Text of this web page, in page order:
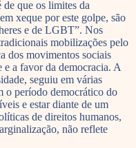
que os limites da
xeque por este golpe, são
e de LGBT”. Nos
mobilizações pelo
dos movimentos sociais
a favor da democracia. A
seguiu em várias
o período democrático do
e estar diante de um
de direitos humanos,
não reflete